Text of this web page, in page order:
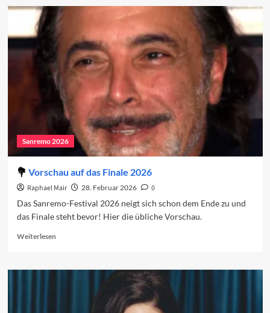
Sanremo
2026:
Finale
Sanremo 2026
Vorschau auf das Finale 2026
Raphael Mair 28. Februar 2026
0
Das Sanremo-Festival 2026 neigt sich schon dem Ende zu und
das Finale steht bevor! Hier die übliche Vorschau.
WeiterlesenRead
Vorschau